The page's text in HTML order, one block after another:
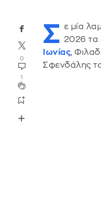
0
1
Σ ε μία
2026 τα
Ιωνίας,
Σφενδάλης